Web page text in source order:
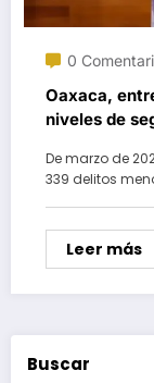
0
Oaxaca,
niveles de
De marzo de
339 delitos
Leer más
Buscar